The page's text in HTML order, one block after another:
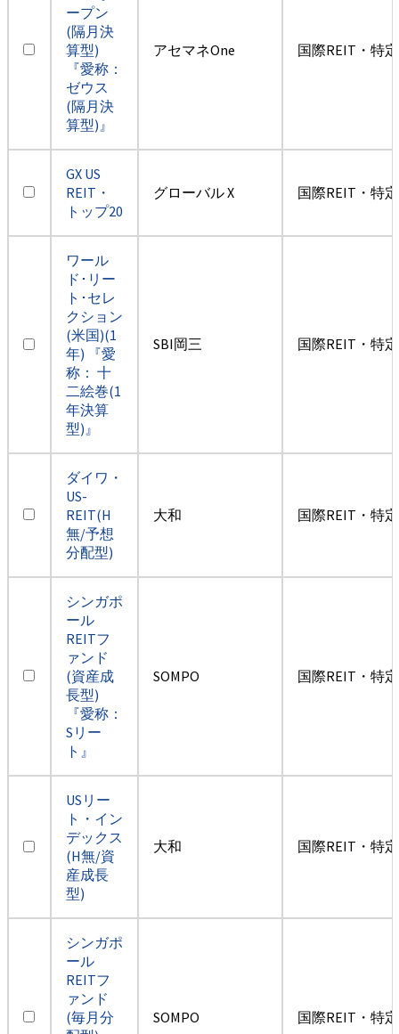
ープン
(隔月決
算型)
『愛称：
ゼウス
(隔月決
算型)』
アセマネOne 国際REIT・特
GX US
REIT・
トップ20
グローバル X 国際REIT・特
ワール
ド･リー
ト･セレ
クション
(米国)(1
年) 『愛
称： 十
二絵巻(1
年決算
型)』
SBI岡三 国際REIT・特
ダイワ・
US-
REIT(H
無/予想
分配型)
大和 国際REIT・特
シンガポ
ール
REITフ
ァンド
(資産成
長型)
『愛称：
Sリー
ト』
SOMPO 国際REIT・特
USリー
ト・イン
デックス
(H無/資
産成長
型)
大和 国際REIT・特
シンガポ
ール
REITフ
ァンド
(毎月分
SOMPO 国際REIT・特